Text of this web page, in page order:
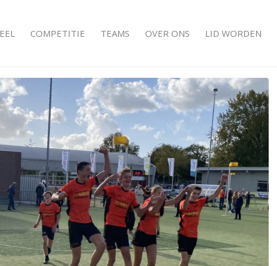
COMPETITIE TEAMS OVER ONS LID WORDEN